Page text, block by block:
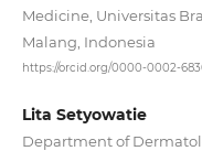
Medicine, Universitas
Malang, Indonesia
https://orcid.org/0000-0002-
Lita Setyowatie
Department of